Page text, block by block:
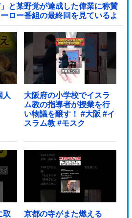
と某野党が達成した偉業に称賛
ロー番組の最終回を見ているよ
人
大阪府の小学校でイスラ
ム教の指導者が授業を行
い物議を醸す！ #大阪 #イ
スラム教 #モスク
取
京都の寺がまた燃える